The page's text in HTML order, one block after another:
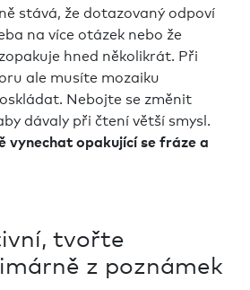
stává, že dotazovaný odpoví
na více otázek nebo že
hned několikrát. Při
ale musíte mozaiku
Nebojte se změnit
dávaly při čtení větší smysl.
vynechat opakující se fráze a
tvořte
z poznámek